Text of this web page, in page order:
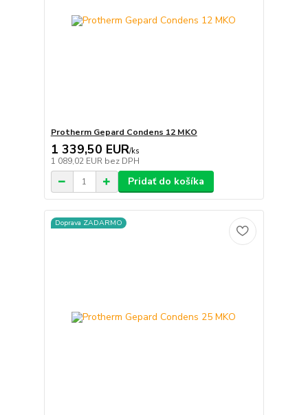
Protherm Gepard Condens 12 MKO
1 339,50 EUR/ks
1 089,02 EUR bez DPH
Pridať do košíka
Doprava ZADARMO